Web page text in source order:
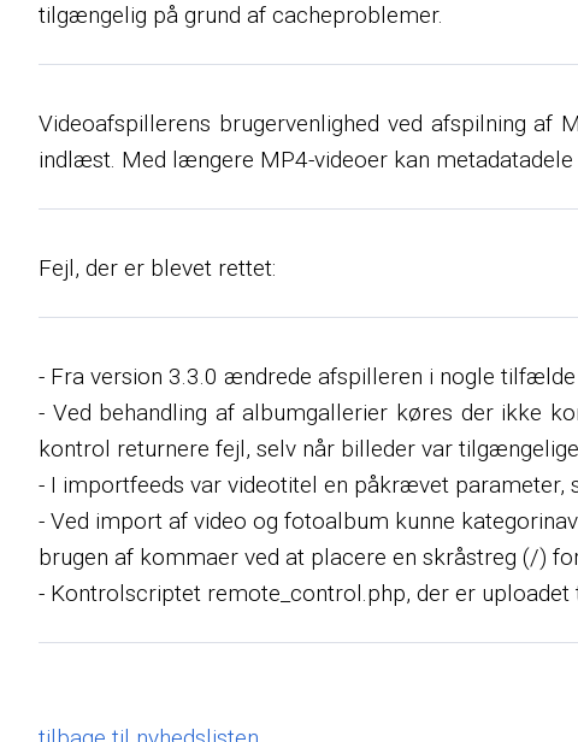
tilgængelig på grund af cacheproblemer.
Videoafspillerens brugervenlighed ved afspilning
indlæst. Med længere MP4-videoer kan
Fejl, der er blevet rettet:
- Fra version 3.3.0 ændrede afspilleren i nogle
- Ved behandling af albumgallerier køres der ikke
kontrol returnere fejl, selv når billeder var
- I importfeeds var videotitel en påkrævet parameter,
- Ved import af video og fotoalbum kunne
brugen af ​​kommaer ved at placere en skråstreg (/)
- Kontrolscriptet remote_control.php, der er